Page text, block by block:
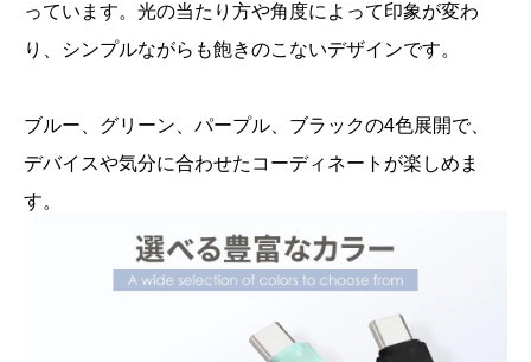
っています。光の当たり方や角度によって印象が変わ
り、シンプルながらも飽きのこないデザインです。
ブルー、グリーン、パープル、ブラックの4色展開で、
デバイスや気分に合わせたコーディネートが楽しめま
す。